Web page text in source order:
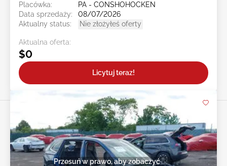
Placówka:
PA - CONSHOHOCKEN
Data sprzedaży:
08/07/2026
Aktualny status:
Nie złożyłeś oferty
Aktualna oferta:
$0
Licytuj teraz!
Przesuń w prawo, aby zobaczyć